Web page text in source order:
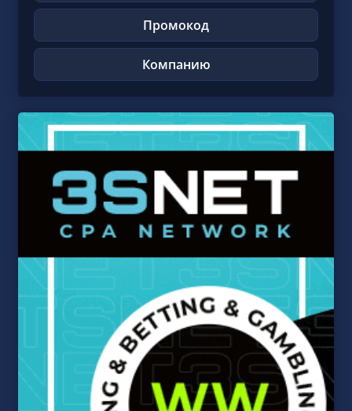
Промокод
Компанию